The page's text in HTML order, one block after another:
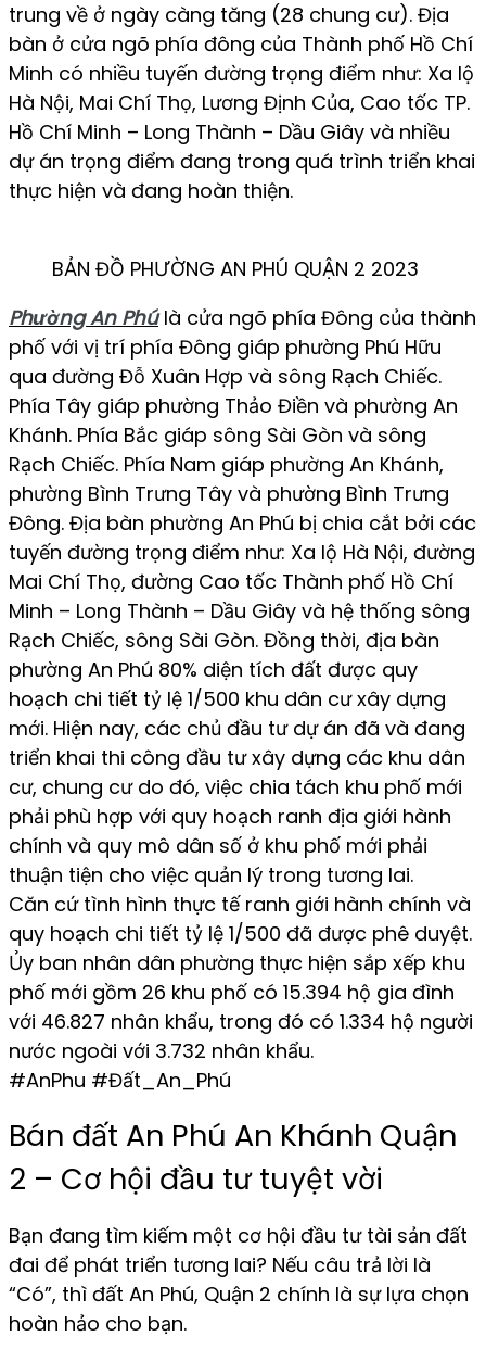
trung về ở ngày càng tăng (28 chung cư). Địa
bàn ở cửa ngõ phía đông của Thành phố Hồ Chí
Minh có nhiều tuyến đường trọng điểm như: Xa lộ
Hà Nội, Mai Chí Thọ, Lương Định Của, Cao tốc TP.
Hồ Chí Minh – Long Thành – Dầu Giây và nhiều
dự án trọng điểm đang trong quá trình triển khai
thực hiện và đang hoàn thiện.
BẢN ĐỒ PHƯỜNG AN PHÚ QUẬN 2 2023
Phường An Phúlà cửa ngõ phía Đông của thành
phố với vị trí phía Đông giáp phường Phú Hữu
qua đường Đỗ Xuân Hợp và sông Rạch Chiếc.
Phía Tây giáp phường Thảo Điền và phường An
Khánh. Phía Bắc giáp sông Sài Gòn và sông
Rạch Chiếc. Phía Nam giáp phường An Khánh,
phường Bình Trưng Tây và phường Bình Trưng
Đông. Địa bàn phường An Phú bị chia cắt bởi các
tuyến đường trọng điểm như: Xa lộ Hà Nội, đường
Mai Chí Thọ, đường Cao tốc Thành phố Hồ Chí
Minh – Long Thành – Dầu Giây và hệ thống sông
Rạch Chiếc, sông Sài Gòn. Đồng thời, địa bàn
phường An Phú 80% diện tích đất được quy
hoạch chi tiết tỷ lệ 1/500 khu dân cư xây dựng
mới. Hiện nay, các chủ đầu tư dự án đã và đang
triển khai thi công đầu tư xây dựng các khu dân
cư, chung cư do đó, việc chia tách khu phố mới
phải phù hợp với quy hoạch ranh địa giới hành
chính và quy mô dân số ở khu phố mới phải
thuận tiện cho việc quản lý trong tương lai.
Căn cứ tình hình thực tế ranh giới hành chính và
quy hoạch chi tiết tỷ lệ 1/500 đã được phê duyệt.
Ủy ban nhân dân phường thực hiện sắp xếp khu
phố mới gồm 26 khu phố có 15.394 hộ gia đình
với 46.827 nhân khẩu, trong đó có 1.334 hộ người
nước ngoài với 3.732 nhân khẩu.
#AnPhu #Đất_An_Phú
Bán đất An Phú An Khánh Quận
2 – Cơ hội đầu tư tuyệt vời
Bạn đang tìm kiếm một cơ hội đầu tư tài sản đất
đai để phát triển tương lai? Nếu câu trả lời là
“Có”, thì đất An Phú, Quận 2 chính là sự lựa chọn
hoàn hảo cho bạn.